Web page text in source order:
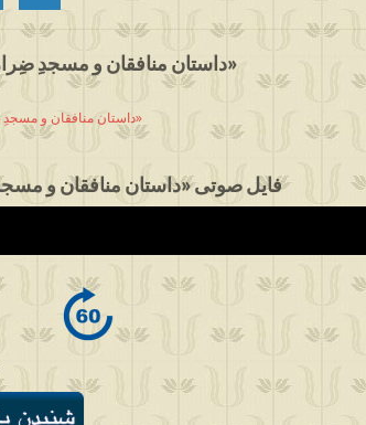
داستان منافقان و مسجدِ ضِرار و قصۀ جستن شتر ضاله» - خانم نصرت از سنندج»
داستان منافقان و مسجدِ ضِرار و قصۀ جستن شتر ضاله» - خانم نصرت از سنندج»
فایل صوتی «داستان منافقان و